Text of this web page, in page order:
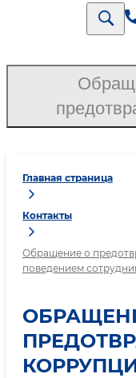
Главная страница
Контакты
Обращение о
поведением